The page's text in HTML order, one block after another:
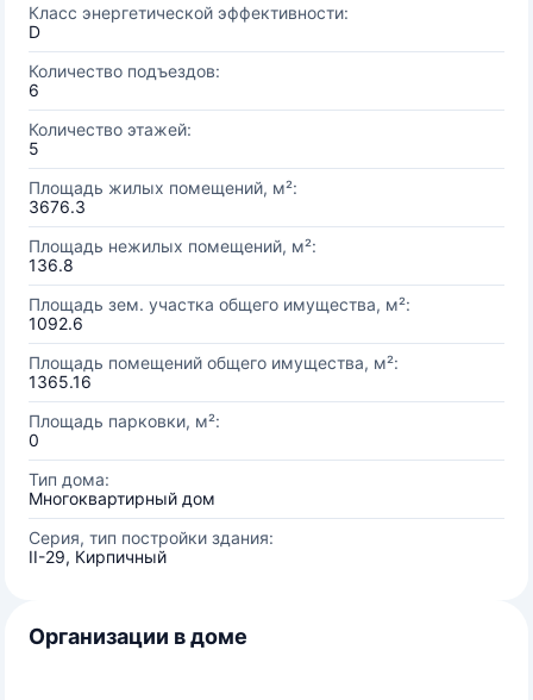
Класс энергетической эффективности:
D
Количество подъездов:
6
Количество этажей:
5
Площадь жилых помещений, м²:
3676.3
Площадь нежилых помещений, м²:
136.8
Площадь зем. участка общего имущества, м²:
1092.6
Площадь помещений общего имущества, м²:
1365.16
Площадь парковки, м²:
0
Тип дома:
Многоквартирный дом
Серия, тип постройки здания:
II-29, Кирпичный
Организации в доме